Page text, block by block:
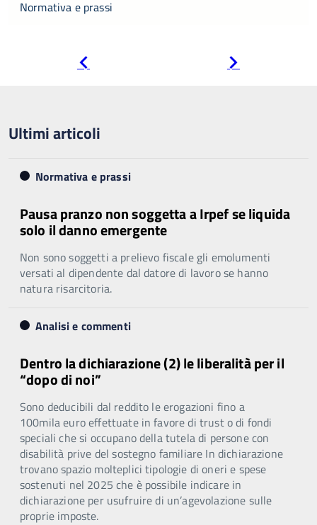
Normativa e prassi
Ultimi articoli
Normativa e prassi
Pausa pranzo non soggetta a Irpef se liquida
solo il danno emergente
Non sono soggetti a prelievo fiscale gli emolumenti
versati al dipendente dal datore di lavoro se hanno
natura risarcitoria.
Analisi e commenti
Dentro la dichiarazione (2) le liberalità per il
“dopo di noi”
Sono deducibili dal reddito le erogazioni fino a
100mila euro effettuate in favore di trust o di fondi
speciali che si occupano della tutela di persone con
disabilità prive del sostegno familiare In dichiarazione
trovano spazio molteplici tipologie di oneri e spese
sostenuti nel 2025 che è possibile indicare in
dichiarazione per usufruire di un’agevolazione sulle
proprie imposte.